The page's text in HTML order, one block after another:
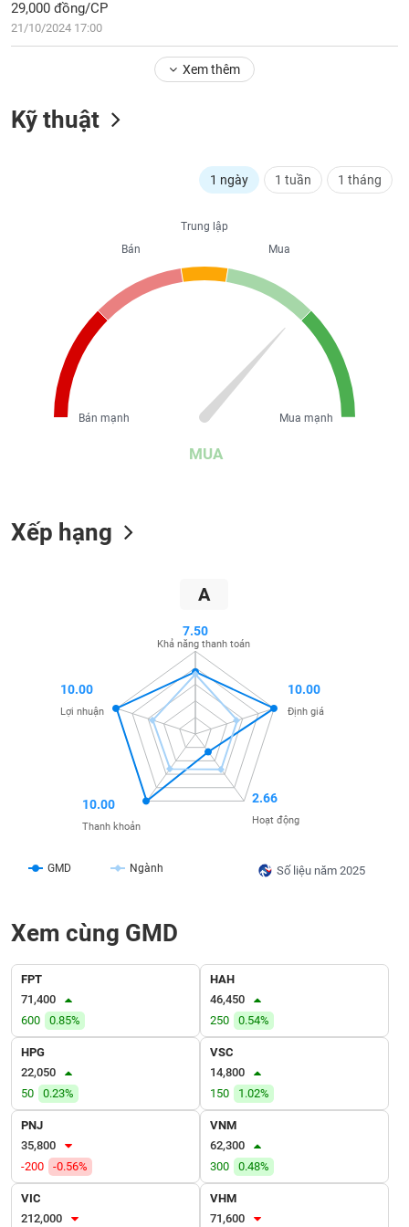
liệu
Tâm
trường
29,000 đồng/CP
21/10/2024 17:00
Xem thêm
Kỹ thuật
1 ngày 1 tuần 1 tháng
MUA
Trung lập
Mua
Mua mạnh
Bán
Bán mạnh
Xếp hạng
A
Số liệu năm 2025
GMD Ngành
7.50
Khả năng thanh toán
10.00
Định giá
2.66
Hoạt động
10.00
Thanh khoản
10.00
Lợi nhuận
Xem cùng GMD
FPT
71,400
600
0.85%
HAH
46,450
250
0.54%
HPG
22,050
50
0.23%
VSC
14,800
150
1.02%
PNJ
35,800
-200
-0.56%
VNM
62,300
300
0.48%
VIC
212,000
VHM
71,600
KHÔNG
THIẾT
CHĂM
SÓC
TÀI
THÔNG
THÔNG
ÍCH
BẤT
ĐỘNG
SẢN
Mã
chứng
khoán
(-)